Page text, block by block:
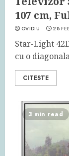
107 cm,
OVIDIU 28
Star-Light
cu o
CITESTE
3 min read